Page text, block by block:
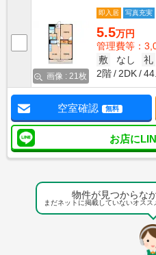
画像 : 21枚
即入居 写真充実
5.5万円
管理費等：
敷
なし 礼
2階
2DK
空室確認 無料
お店に
物件が見つからな
まだネットに掲載していないオス